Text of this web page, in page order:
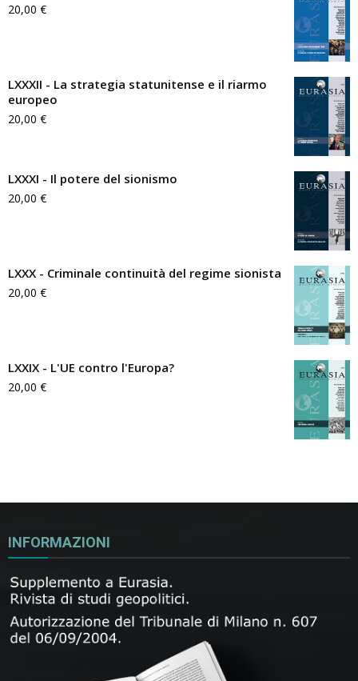
20,00 €
LXXXII - La strategia statunitense e il riarmo
europeo
20,00 €
LXXXI - Il potere del sionismo
20,00 €
LXXX - Criminale continuità del regime sionista
20,00 €
LXXIX - L'UE contro l'Europa?
20,00 €
INFORMAZIONI